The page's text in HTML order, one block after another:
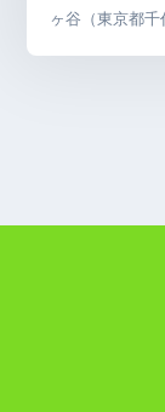
ヶ谷（東京都千